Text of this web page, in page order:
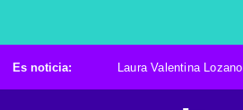
Es noticia: Laura Valentina Lozano